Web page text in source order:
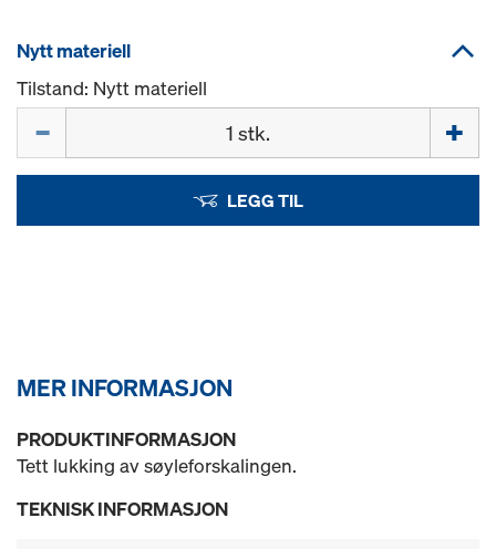
Nytt materiell
Tilstand: Nytt materiell
LEGG TIL
MER INFORMASJON
PRODUKTINFORMASJON
Tett lukking av søyleforskalingen.
TEKNISK INFORMASJON